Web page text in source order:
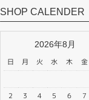
SHOP CALENDER
2026年8月
日
月 火 水 木 金
2
3 4 5 6 7